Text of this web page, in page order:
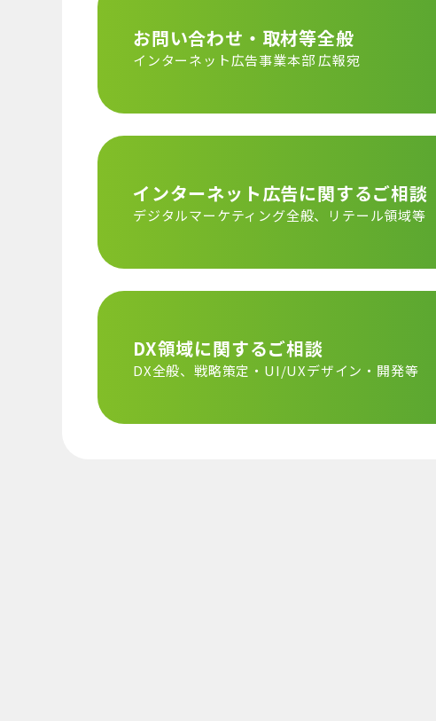
お問い合わせ・取材等全般
インターネット広告事業本部 広報宛
インターネット広告に関するご相談
デジタルマーケティング全般、 リテール領域等
DX領域に関するご相談
DX全般、戦略策定・ UI/UXデザイン・開発等